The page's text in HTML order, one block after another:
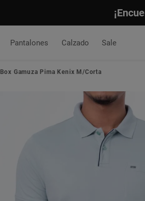
Pantalones Calzado Sale
Gamuza Pima Kenix M/Corta